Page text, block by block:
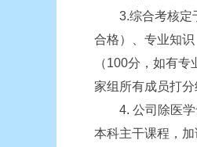
3.综合考核定于
合格）、专业知
（100分，如有
家组所有成员打分
4. 公司除医学专
本科主干课程，